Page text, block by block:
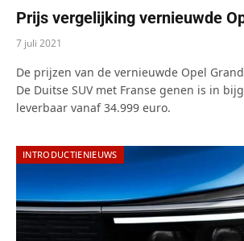
Prijs vergelijking vernieuwde
7 juli 2021
De prijzen van de vernieuwde Opel
De Duitse SUV met Franse genen is in
leverbaar vanaf 34.999 euro.
INTRODUCTIENIEUWS